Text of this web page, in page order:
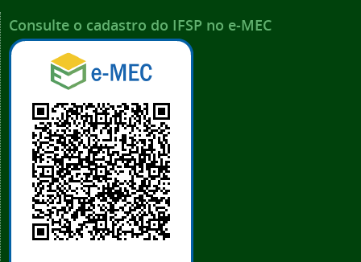
Consulte o cadastro do IFSP no e-MEC